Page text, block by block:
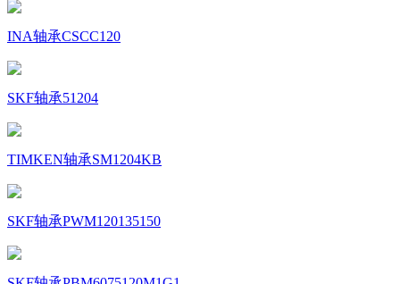
INA轴承CSCC120
SKF轴承51204
TIMKEN轴承SM1204KB
SKF轴承PWM120135150